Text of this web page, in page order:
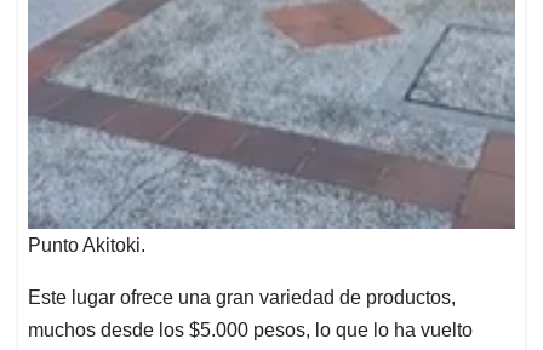
Punto Akitoki.
Este lugar ofrece una gran variedad de productos,
muchos desde los $5.000 pesos, lo que lo ha vuelto